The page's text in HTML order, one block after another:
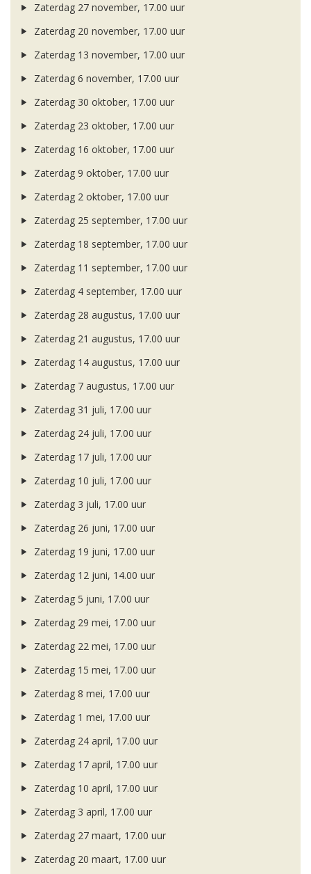
Zaterdag 27 november, 17.00 uur
Zaterdag 20 november, 17.00 uur
Zaterdag 13 november, 17.00 uur
Zaterdag 6 november, 17.00 uur
Zaterdag 30 oktober, 17.00 uur
Zaterdag 23 oktober, 17.00 uur
Zaterdag 16 oktober, 17.00 uur
Zaterdag 9 oktober, 17.00 uur
Zaterdag 2 oktober, 17.00 uur
Zaterdag 25 september, 17.00 uur
Zaterdag 18 september, 17.00 uur
Zaterdag 11 september, 17.00 uur
Zaterdag 4 september, 17.00 uur
Zaterdag 28 augustus, 17.00 uur
Zaterdag 21 augustus, 17.00 uur
Zaterdag 14 augustus, 17.00 uur
Zaterdag 7 augustus, 17.00 uur
Zaterdag 31 juli, 17.00 uur
Zaterdag 24 juli, 17.00 uur
Zaterdag 17 juli, 17.00 uur
Zaterdag 10 juli, 17.00 uur
Zaterdag 3 juli, 17.00 uur
Zaterdag 26 juni, 17.00 uur
Zaterdag 19 juni, 17.00 uur
Zaterdag 12 juni, 14.00 uur
Zaterdag 5 juni, 17.00 uur
Zaterdag 29 mei, 17.00 uur
Zaterdag 22 mei, 17.00 uur
Zaterdag 15 mei, 17.00 uur
Zaterdag 8 mei, 17.00 uur
Zaterdag 1 mei, 17.00 uur
Zaterdag 24 april, 17.00 uur
Zaterdag 17 april, 17.00 uur
Zaterdag 10 april, 17.00 uur
Zaterdag 3 april, 17.00 uur
Zaterdag 27 maart, 17.00 uur
Zaterdag 20 maart, 17.00 uur